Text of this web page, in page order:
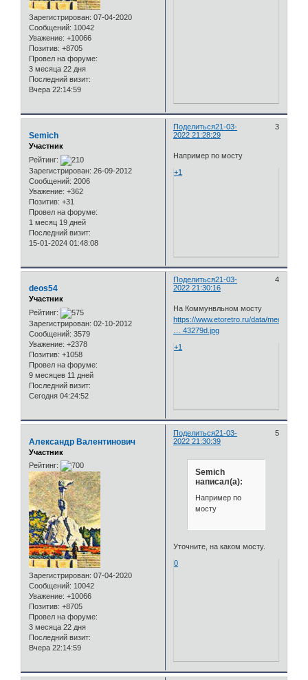
Зарегистрирован: 07-04-2020
Сообщений: 10042
Уважение: +10066
Позитив: +8705
Провел на форуме:
3 месяца 22 дня
Последний визит:
Вчера 22:14:59
Поделиться 3
21-03-
2022 21:28:29
Semich
Участник
Рейтинг:
Зарегистрирован: 26-09-2012
Сообщений: 2006
Уважение: +362
Позитив: +31
Провел на форуме:
1 месяц 19 дней
Последний визит:
15-01-2024 01:48:08
Например по мосту
+1
Поделиться 4
21-03-
2022 21:30:16
deos54
Участник
Рейтинг:
Зарегистрирован: 02-10-2012
Сообщений: 3579
Уважение: +2378
Позитив: +1058
Провел на форуме:
9 месяцев 11 дней
Последний визит:
Сегодня 04:24:52
На Коммунвльном мосту
https://www.etoretro.ru/data/media/1304
… 43279d.jpg
+1
Поделиться 5
21-03-
2022 21:30:39
Александр Валентинович
Участник
Рейтинг:
Зарегистрирован: 07-04-2020
Сообщений: 10042
Уважение: +10066
Позитив: +8705
Провел на форуме:
3 месяца 22 дня
Последний визит:
Вчера 22:14:59
Semich
написал(а):
Например по
мосту
Уточните, на каком мосту.
0